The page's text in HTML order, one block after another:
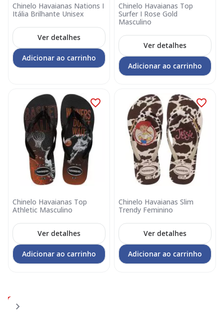
Chinelo Havaianas Nations I
Itália Brilhante Unisex
Ver detalhes
Adicionar ao carrinho
Chinelo Havaianas Top
Surfer I Rose Gold
Masculino
Ver detalhes
Adicionar ao carrinho
Chinelo Havaianas Top
Athletic Masculino
Ver detalhes
Adicionar ao carrinho
Chinelo Havaianas Slim
Trendy Feminino
Ver detalhes
Adicionar ao carrinho
Você
esta
1 3